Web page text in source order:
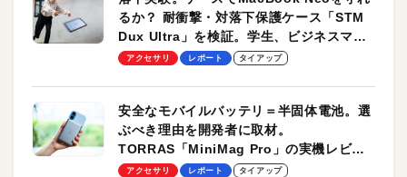
るか？ 耐衝撃・対落下保護ケース「STM
Dux Ultra」を検証。学生、ビジネスマン
のモバイルユースに最適！
アクセサリ レポート タイアップ
安全なモバイルバッテリ＝半固体電池。選
ぶべき理由を開発者に取材。
TORRAS「MiniMag Pro」の実機レビュ
ーも
アクセサリ レポート タイアップ